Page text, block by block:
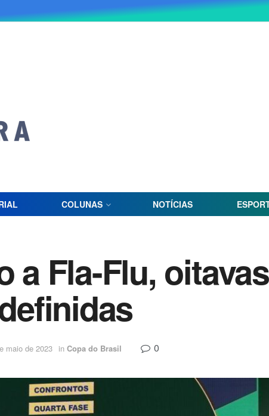
COLUNAS NOTÍCIAS
a Fla-Flu,
maio de 2023 in Copa do Brasil 0